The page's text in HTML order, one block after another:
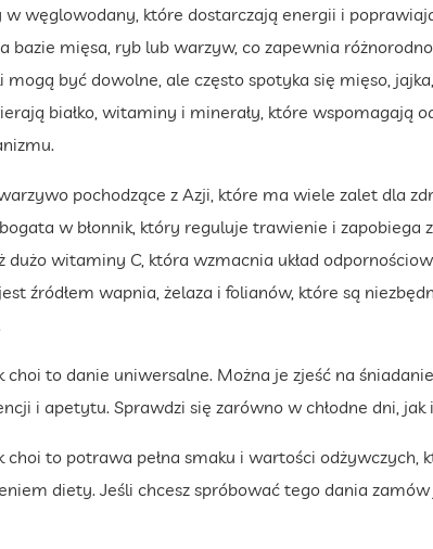
węglowodany, które dostarczają energii i
bazie mięsa, ryb lub warzyw, co zapewnia
mogą być dowolne, ale często spotyka się mięso,
białko, witaminy i minerały, które wspomagają
pochodzące z Azji, które ma wiele zalet dla
w błonnik, który reguluje trawienie i zapobiega
dużo witaminy C, która wzmacnia układ
źródłem wapnia, żelaza i folianów, które są
choi to danie uniwersalne. Można je zjeść na
i apetytu. Sprawdzi się zarówno w chłodne dni,
choi to potrawa pełna smaku i wartości odżywczych,
diety. Jeśli chcesz spróbować tego dania